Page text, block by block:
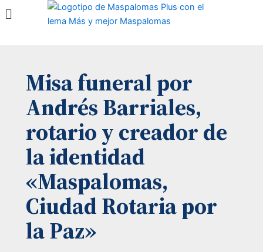
Menú
Misa funeral por
Andrés Barriales,
rotario y creador de
la identidad
«Maspalomas,
Ciudad Rotaria por
la Paz»